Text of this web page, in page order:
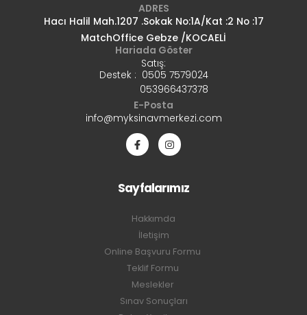
ADRES
Hacı Halil Mah.1207 .Sokak No:1A/Kat :2 No :17
MatchOffice Gebze /KOCAELİ
Hariada Göster
Satış:
Destek : 0505 7579024
053966437378
E-Posta
info@myksinavmerkezi.com
Sayfalarımız
Hakkımda
İletişim
Online Başvuru Formu
Teklif Formu
Meslekler
Sınav Sonuçları